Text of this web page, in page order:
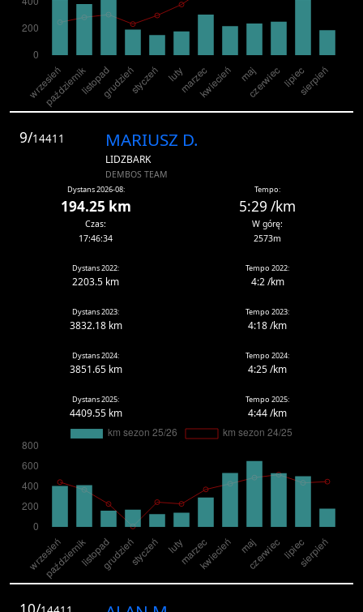
9/14411 MARIUSZ D.
LIDZBARK
DEMBOS TEAM
Dystans 2026-08:
194.25 km
Tempo:
5:29 /km
Czas:
17:46:34
W górę:
2573m
Dystans 2022:
2203.5 km
Tempo 2022:
4:2 /km
Dystans 2023:
3832.18 km
Tempo 2023:
4:18 /km
Dystans 2024:
3851.65 km
Tempo 2024:
4:25 /km
Dystans 2025:
4409.55 km
Tempo 2025:
4:44 /km